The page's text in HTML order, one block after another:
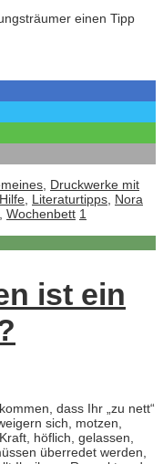
einen Tipp
, Druckwerke mit
Hilfe, Literaturtipps, Nora
, Wochenbett 1
ist ein
dass Ihr „zu nett“
sich, motzen,
höflich, gelassen,
überredet werden,